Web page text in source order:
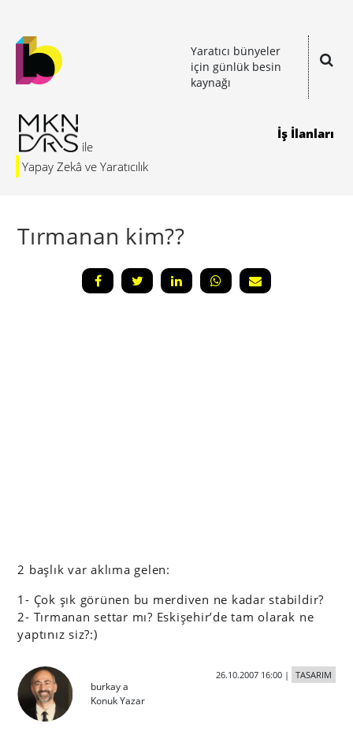
Yaratıcı bünyeler
için günlük besin
kaynağı
Yapay Zekâ ve Yaratıcılık
İş İlanları
Tırmanan kim??
2 başlık var aklıma gelen:
1- Çok şık görünen bu merdiven ne kadar stabildir?
2- Tırmanan settar mı? Eskişehir’de tam olarak ne
yaptınız siz?:)
burkay a
Konuk Yazar
26.10.2007 16:00| TASARIM